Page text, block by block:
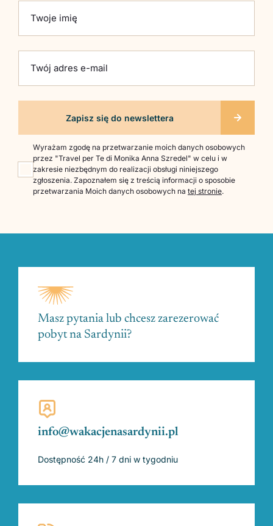
Twoje imię
Twój adres e-mail
Wyrażam zgodę na przetwarzanie moich danych osobowych
przez "Travel per Te di Monika Anna Szredel" w celu i w
zakresie niezbędnym do realizacji obsługi niniejszego
zgłoszenia. Zapoznałem się z treścią informacji o sposobie
przetwarzania Moich danych osobowych na tej stronie.
Masz pytania lub chcesz zarezerować
pobyt na Sardynii?
info@wakacjenasardynii.pl
Dostępność 24h / 7 dni w tygodniu